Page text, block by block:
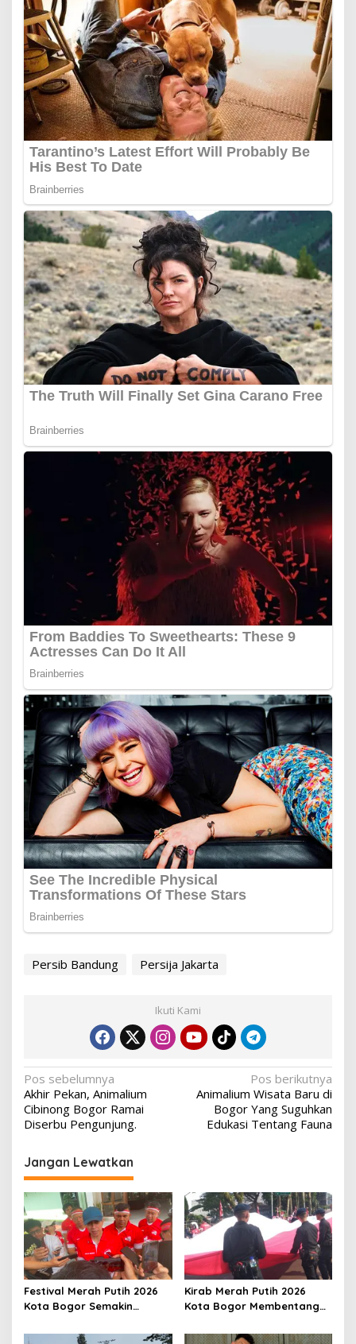
Persib Bandung Persija Jakarta
Ikuti Kami
Navigasi
pos
Pos sebelumnya
Akhir Pekan, Animalium
Cibinong Bogor Ramai
Diserbu Pengunjung.
Pos berikutnya
Animalium Wisata Baru di
Bogor Yang Suguhkan
Edukasi Tentang Fauna
Jangan Lewatkan
Festival Merah Putih 2026
Kota Bogor Semakin
Wisatawan hingga Dorong
Kirab Merah Putih 2026
Kota Bogor Membentang
Elemen Masyarakat